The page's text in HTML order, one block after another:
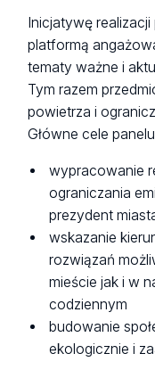
Inicjatywę
platformą
tematy ważne i
Tym razem
powietrza i
Główne cele
wypracowanie
ograniczania
prezydent
wskazanie
rozwiązań
mieście jak i w
codziennym
budowanie
ekologicznie i